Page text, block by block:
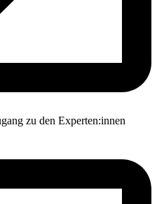
zu den Experten:innen